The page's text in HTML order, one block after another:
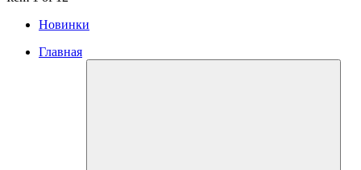
Новинки
Главная